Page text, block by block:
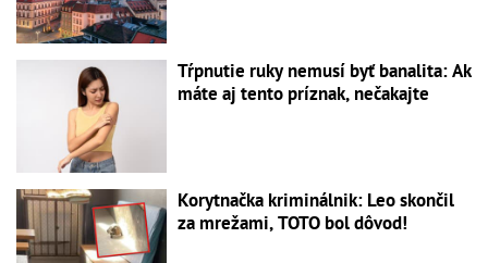
Tŕpnutie ruky nemusí byť banalita: Ak
máte aj tento príznak, nečakajte
Korytnačka kriminálnik: Leo skončil
za mrežami, TOTO bol dôvod!